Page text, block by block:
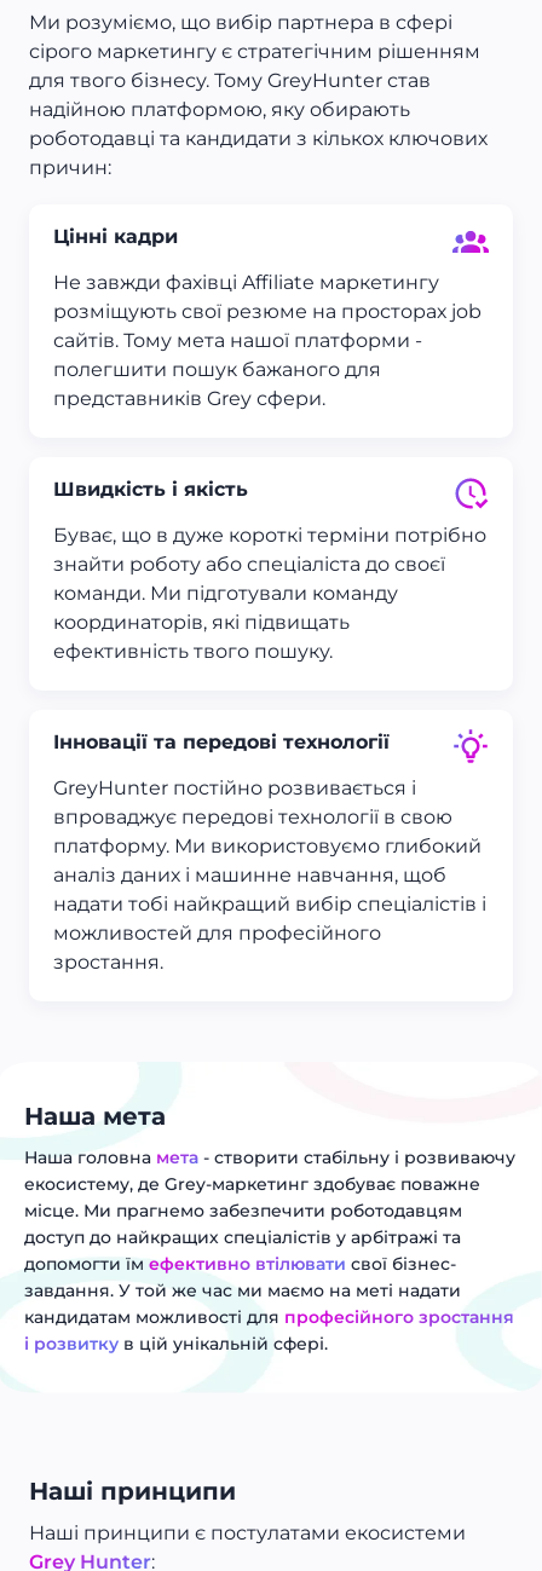
Ми розуміємо, що вибір партнера в сфері
сірого маркетингу є стратегічним рішенням
для твого бізнесу. Тому GreyHunter став
надійною платформою, яку обирають
роботодавці та кандидати з кількох ключових
причин:
Цінні кадри
Не завжди фахівці Affiliate маркетингу
розміщують свої резюме на просторах job
сайтів. Тому мета нашої платформи -
полегшити пошук бажаного для
представників Grey сфери.
Швидкість і якість
Буває, що в дуже короткі терміни потрібно
знайти роботу або спеціаліста до своєї
команди. Ми підготували команду
координаторів, які підвищать
ефективність твого пошуку.
Інновації та передові технології
GreyHunter постійно розвивається і
впроваджує передові технології в свою
платформу. Ми використовуємо глибокий
аналіз даних і машинне навчання, щоб
надати тобі найкращий вибір спеціалістів і
можливостей для професійного
зростання.
Наша мета
Наша головна мета - створити стабільну і розвиваючу
екосистему, де Grey-маркетинг здобуває поважне
місце. Ми прагнемо забезпечити роботодавцям
доступ до найкращих спеціалістів у арбітражі та
допомогти їм ефективно втілювати свої бізнес-
завдання. У той же час ми маємо на меті надати
кандидатам можливості для професійного зростання
і розвитку в цій унікальній сфері.
Наші принципи
Наші принципи є постулатами екосистеми
Grey Hunter: